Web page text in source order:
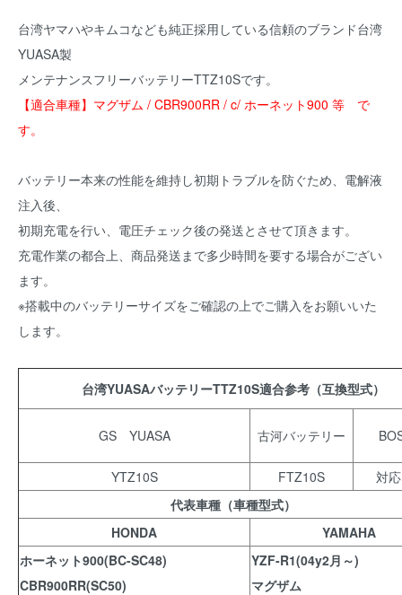
台湾ヤマハやキムコなども純正採用している信頼のブランド台湾
YUASA製
メンテナンスフリーバッテリーTTZ10Sです。
【適合車種】マグザム / CBR900RR / c/ ホーネット900 等 で
す。
バッテリー本来の性能を維持し初期トラブルを防ぐため、電解液
注入後、
初期充電を行い、電圧チェック後の発送とさせて頂きます。
充電作業の都合上、商品発送まで多少時間を要する場合がござい
ます。
※搭載中のバッテリーサイズをご確認の上でご購入をお願いいた
します。
台湾YUASAバッテリーTTZ10S適合参考（互換型式）
GS YUASA 古河バッテリー
YTZ10S FTZ10S
対
代表車種（車種型式）
HONDA
YAMAHA
ホーネット900(BC-SC48)
CBR900RR(SC50)
YZF-R1(04y2月～)
マグザム